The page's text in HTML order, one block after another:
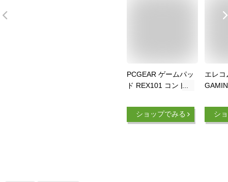
PCGEAR ゲームパッ
ド REX101 コントロ
Type-A 連射 自動連
射 マクロ機能 トリ
ショップでみる
エレコ
Xbox
13ボ
シ